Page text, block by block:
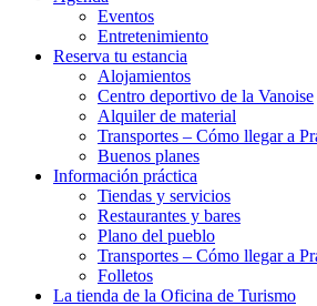
Eventos
Entretenimiento
Reserva tu estancia
Alojamientos
Centro deportivo de la Vanoise
Alquiler de material
Transportes – Cómo llegar a
Buenos planes
Información práctica
Tiendas y servicios
Restaurantes y bares
Plano del pueblo
Transportes – Cómo llegar a
Folletos
La tienda de la Oficina de Turismo